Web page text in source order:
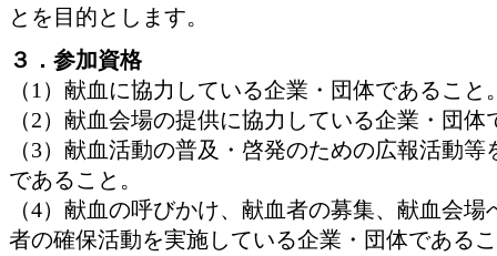
とを目的とします。
３．参加資格
（1）献血に協力している企業・団体であること
（2）献血会場の提供に協力している企業・団体
（3）献血活動の普及・啓発のための広報活動
であること。
（4）献血の呼びかけ、献血者の募集、献血会
者の確保活動を実施している企業・団体である